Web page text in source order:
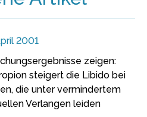
2001
zeigen:
steigert die Libido bei
die unter vermindertem
Verlangen leiden